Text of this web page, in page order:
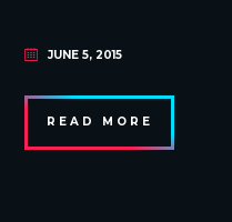
JUNE 5, 2015
READ MORE